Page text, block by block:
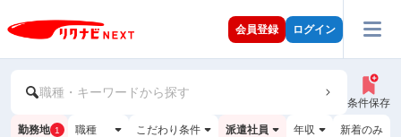
会員登録 ログイン
職種・キーワードから探す
条件保存
勤務地 1 職種 こだわり条件 派遣社員 年収 新着のみ